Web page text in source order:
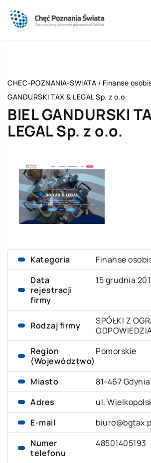
CHEC-POZNANIA-SWIATA / Finanse
GANDURSKI TAX & LEGAL Sp. z o.o.
BIEL GANDURSKI
LEGAL Sp. z o.o.
Kategoria
Finanse
Data
rejestracji
firmy
15 grudnia
Rodzaj firmy
SPÓŁKI Z
Region
(Województwo)
Pomorskie
Miasto
81-467 Gdynia
Adres
ul.
E-mail
Numer
telefonu
48501405193